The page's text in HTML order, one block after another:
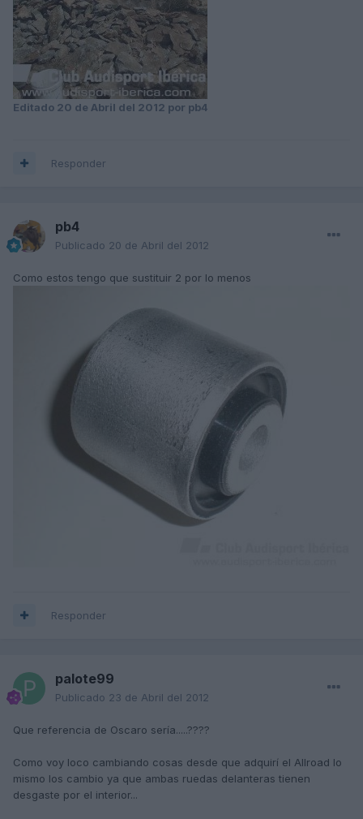
Editado 20 de Abril del 2012 por pb4
Responder
pb4
Publicado 20 de Abril del 2012
Como estos tengo que sustituir 2 por lo menos
Responder
palote99
Publicado 23 de Abril del 2012
Que referencia de Oscaro sería.....????
Como voy loco cambiando cosas desde que adquirí el Allroad lo
mismo los cambio ya que ambas ruedas delanteras tienen
desgaste por el interior...